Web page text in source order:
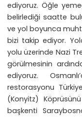
ediyoruz. Öğle
belirlediği saatte
ve yol boyunca
bizi takip ediyor.
yolu üzerinde Nazi
görülmesinin
ediyoruz.
restorasyonu
(Konyitz)
başkenti